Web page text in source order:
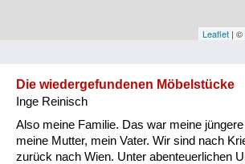
VorarlbergLeaflet | ©
Die wiedergefundenen Möbelstücke
Inge Reinisch
Also meine Familie. Das war meine
meine Mutter, mein Vater. Wir sind nach
zurück nach Wien. Unter abenteuerlichen